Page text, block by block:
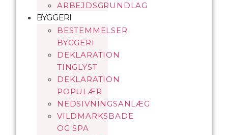
ARBEJDSGRUNDLAG
BYGGERI
BESTEMMELSER
BYGGERI
DEKLARATION
TINGLYST
DEKLARATION
POPULÆR
NEDSIVNINGSANLÆG
VILDMARKSBADE
OG SPA